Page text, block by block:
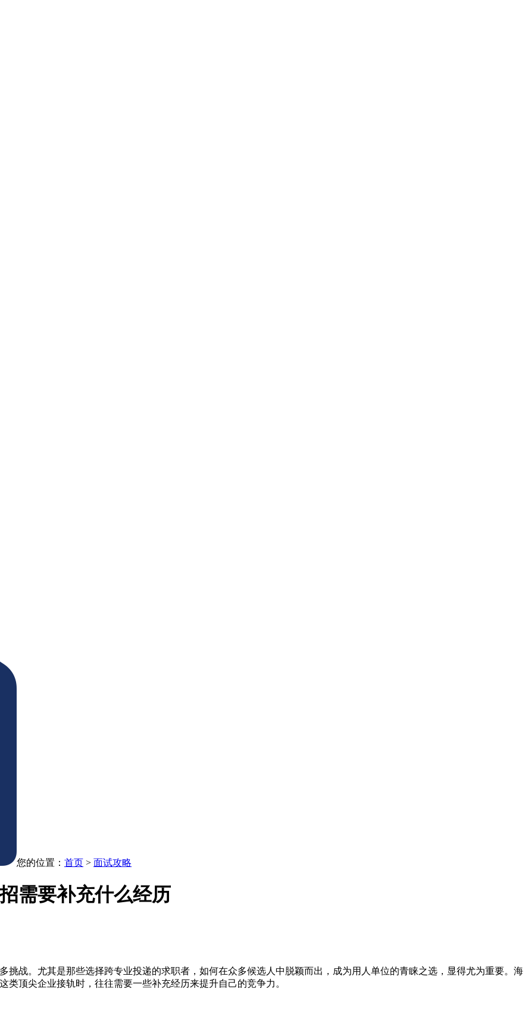
您的位置： 首页 > 面试攻略
需要补充什么经历
挑战。尤其是那些选择跨专业投递的求职者，如何在众多候选人中脱颖而出，成为用人单位的青睐之选，显得尤为重要。海
顶尖企业接轨时，往往需要一些补充经历来提升自己的竞争力。